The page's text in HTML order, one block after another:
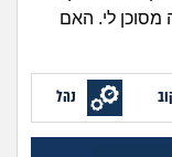
מסוכן לי. האם
נהל